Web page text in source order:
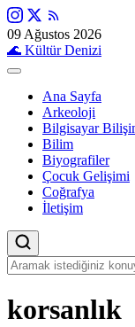
09 Ağustos 2026
🌊 Kültür Denizi
Ana Sayfa
Arkeoloji
Bilgisayar
Bilim
Biyografiler
Çocuk Gelişimi
Coğrafya
İletişim
korsanlık